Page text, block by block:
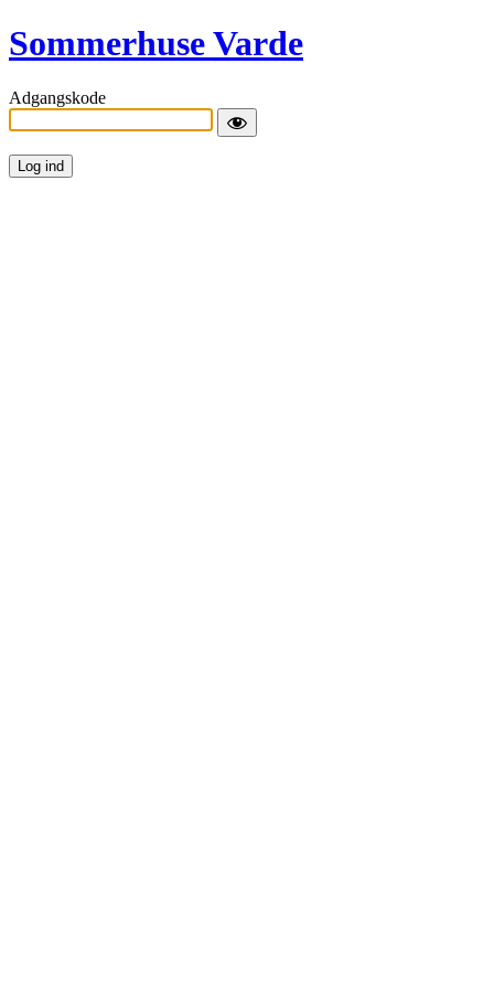
Sommerhuse Varde
Adgangskode